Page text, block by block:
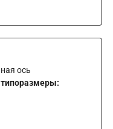
ось